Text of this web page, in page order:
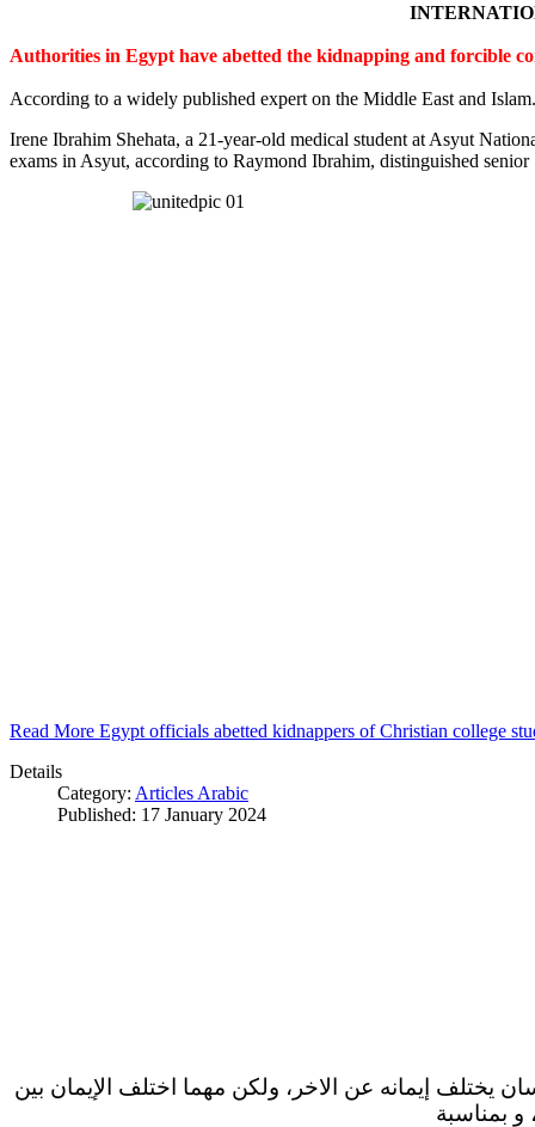
Authorities in Egypt have abetted the kidnapping and forcible
According to a widely published expert on the Middle East and Islam.
Irene Ibrahim Shehata, a 21-year-old medical student at Asyut
exams in Asyut, according to Raymond Ibrahim, distinguished
Read More Egypt officials abetted kidnappers of Christian college
Details
Category: Articles Arabic
Published: 17 January 2024
يختلف إيمانه عن الاخر، ولكن مهما اختلف الإيمان بين
و بمناسبة